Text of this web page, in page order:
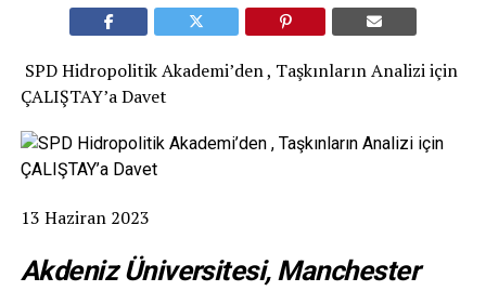
SPD Hidropolitik Akademi’den , Taşkınların Analizi için
ÇALIŞTAY’a Davet
13 Haziran 2023
Akdeniz Üniversitesi, Manchester